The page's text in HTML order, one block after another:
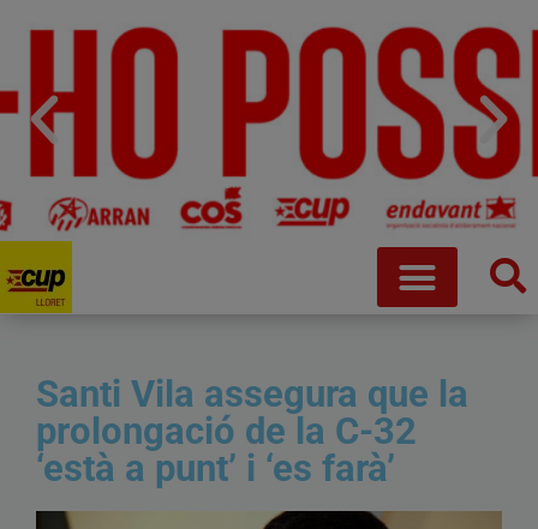
Santi Vila assegura que la
prolongació de la C-32
‘està a punt’ i ‘es farà’